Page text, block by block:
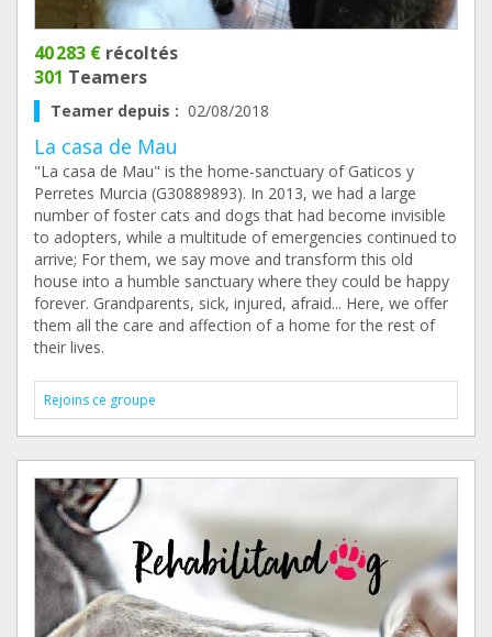
40 283 € récoltés
301 Teamers
Teamer depuis : 02/08/2018
La casa de Mau
"La casa de Mau" is the home-sanctuary of Gaticos y
Perretes Murcia (G30889893). In 2013, we had a large
number of foster cats and dogs that had become invisible
to adopters, while a multitude of emergencies continued to
arrive; For them, we say move and transform this old
house into a humble sanctuary where they could be happy
forever. Grandparents, sick, injured, afraid... Here, we offer
them all the care and affection of a home for the rest of
their lives.
Rejoins ce groupe